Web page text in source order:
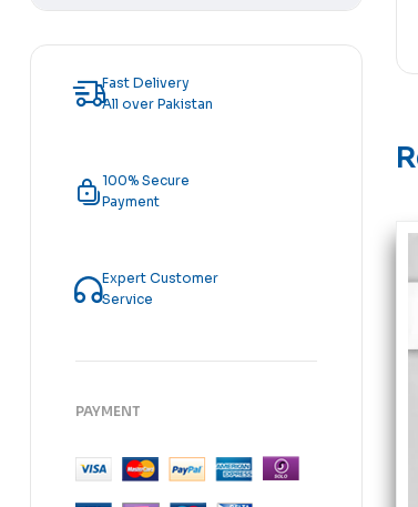
Fast Delivery
All over Pakistan
100% Secure
Payment
Expert Customer
Service
PAYMENT